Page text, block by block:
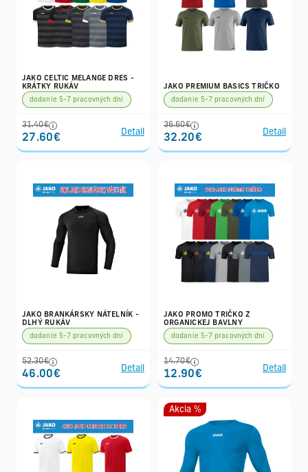
JAKO CELTIC MELANGE DRES -
KRÁTKY RUKÁV
dodanie 5-7 pracovných dní
31.40€
27.60€
Detail
JAKO PREMIUM BASICS TRIČKO
dodanie 5-7 pracovných dní
36.60€
32.20€
Detail
JAKO BRANKÁRSKY NÁTELNÍK -
DLHÝ RUKÁV
dodanie 5-7 pracovných dní
52.30€
46.00€
Detail
JAKO PROMO TRIČKO Z
ORGANICKEJ BAVLNY
dodanie 5-7 pracovných dní
14.70€
12.90€
Detail
Akcia %